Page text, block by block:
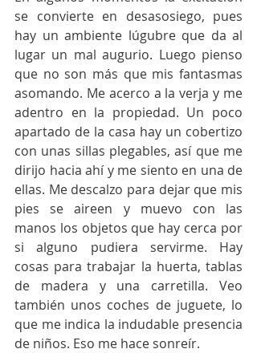
se convierte en desasosiego, pues
hay un ambiente lúgubre que da al
lugar un mal augurio. Luego pienso
que no son más que mis fantasmas
asomando. Me acerco a la verja y me
adentro en la propiedad. Un poco
apartado de la casa hay un cobertizo
con unas sillas plegables, así que me
dirijo hacia ahí y me siento en una de
ellas. Me descalzo para dejar que mis
pies se aireen y muevo con las
manos los objetos que hay cerca por
si alguno pudiera servirme. Hay
cosas para trabajar la huerta, tablas
de madera y una carretilla. Veo
también unos coches de juguete, lo
que me indica la indudable presencia
de niños. Eso me hace sonreír.